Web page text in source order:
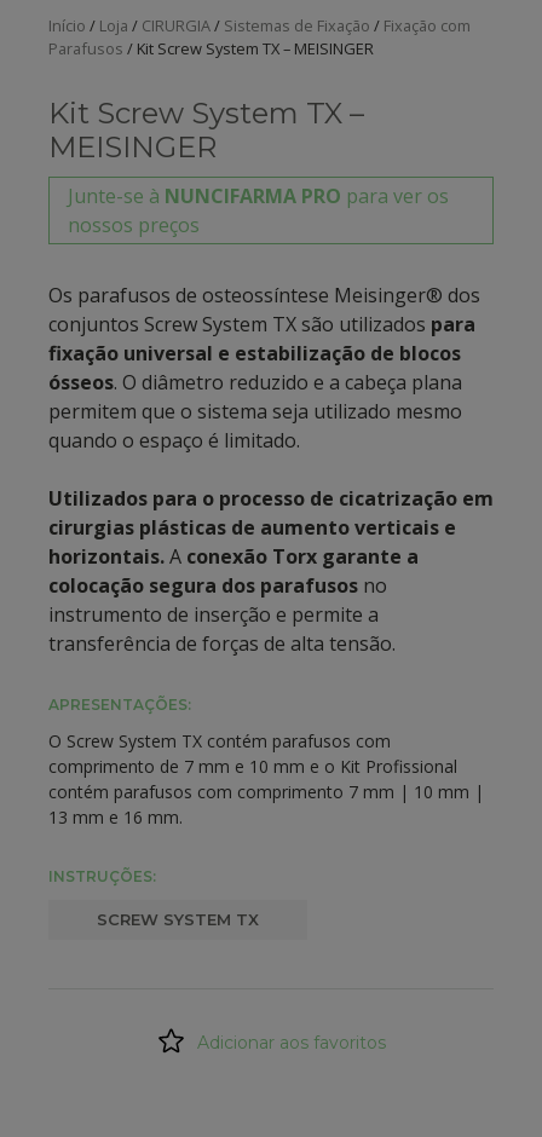
Início / Loja / CIRURGIA/ Sistemas de Fixação / Fixação com
Parafusos / Kit Screw System TX – MEISINGER
Kit Screw System TX –
MEISINGER
Junte-se à NUNCIFARMA PRO para ver os
nossos preços
Os parafusos de osteossíntese Meisinger® dos
conjuntos Screw System TX são utilizados para
fixação universal e estabilização de blocos
ósseos. O diâmetro reduzido e a cabeça plana
permitem que o sistema seja utilizado mesmo
quando o espaço é limitado.
Utilizados para o processo de cicatrização em
cirurgias plásticas de aumento verticais e
horizontais.A conexão Torx garante a
colocação segura dos parafusos no
instrumento de inserção e permite a
transferência de forças de alta tensão.
APRESENTAÇÕES:
O Screw System TX contém parafusos com
comprimento de 7 mm e 10 mm e o Kit Profissional
contém parafusos com comprimento 7 mm | 10 mm |
13 mm e 16 mm.
INSTRUÇÕES:
SCREW SYSTEM TX
Adicionar aos favoritos